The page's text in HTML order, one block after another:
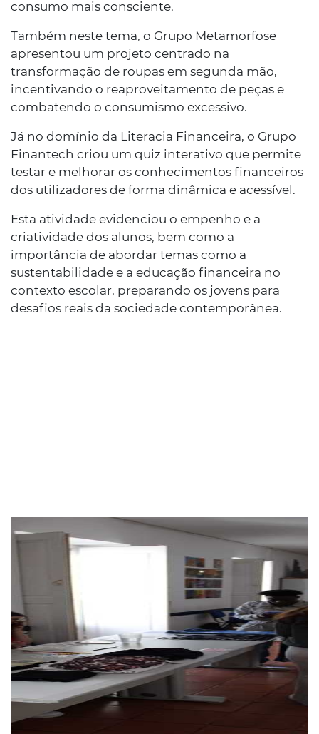
consumo mais consciente.
Também neste tema, o Grupo Metamorfose
apresentou um projeto centrado na
transformação de roupas em segunda mão,
incentivando o reaproveitamento de peças e
combatendo o consumismo excessivo.
Já no domínio da Literacia Financeira, o Grupo
Finantech criou um quiz interativo que permite
testar e melhorar os conhecimentos financeiros
dos utilizadores de forma dinâmica e acessível.
Esta atividade evidenciou o empenho e a
criatividade dos alunos, bem como a
importância de abordar temas como a
sustentabilidade e a educação financeira no
contexto escolar, preparando os jovens para
desafios reais da sociedade contemporânea.